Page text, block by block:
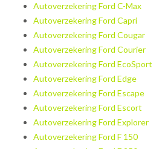
Autoverzekering Ford C-Max
Autoverzekering Ford Capri
Autoverzekering Ford Cougar
Autoverzekering Ford Courier
Autoverzekering Ford EcoSport
Autoverzekering Ford Edge
Autoverzekering Ford Escape
Autoverzekering Ford Escort
Autoverzekering Ford Explorer
Autoverzekering Ford F 150